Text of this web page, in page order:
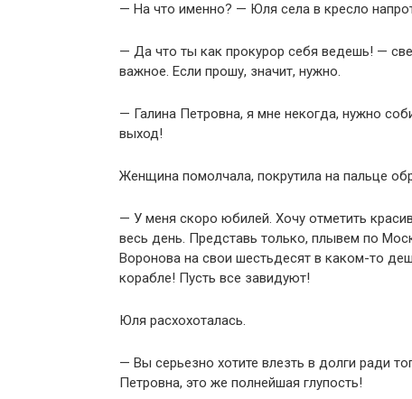
— На что именно? — Юля села в кресло
— Да что ты как прокурор себя ведешь! —
важное. Если прошу, значит, нужно.
— Галина Петровна, я мне некогда, нужно
выход!
Женщина помолчала, покрутила на пальце
— У меня скоро юбилей. Хочу отметить
весь день. Представь только, плывем по
Воронова на свои шестьдесят в каком-то
корабле! Пусть все завидуют!
Юля расхохоталась.
— Вы серьезно хотите влезть в долги ради
Петровна, это же полнейшая глупость!